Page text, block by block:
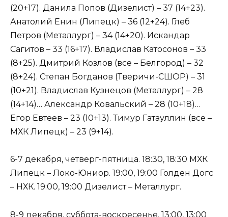
(20+17). Данила Попов (Дизелист) – 37 (14+23).
Анатолий Енин (Липецк) – 36 (12+24). Глеб
Петров (Металлург) – 34 (14+20). Искандар
Сагитов – 33 (16+17). Владислав Катосонов – 33
(8+25). Дмитрий Козлов (все – Белгород) – 32
(8+24). Степан Богданов (Тверичи-СШОР) – 31
(10+21). Владислав Кузнецов (Металлург) – 28
(14+14)… Александр Ковальский – 28 (10+18)…
Егор Евтеев – 23 (10+13). Тимур Гатауллин (все –
МХК Липецк) – 23 (9+14).
6-7 декабря, четверг-пятница. 18:30, 18:30 МХК
Липецк – Локо-Юниор. 19:00, 19:00 Голден Догс
– НХК. 19:00, 19:00 Дизелист – Металлург.
8-9 декабря, суббота-воскресенье. 13:00, 13:00